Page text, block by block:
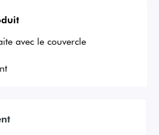
avec le couvercle